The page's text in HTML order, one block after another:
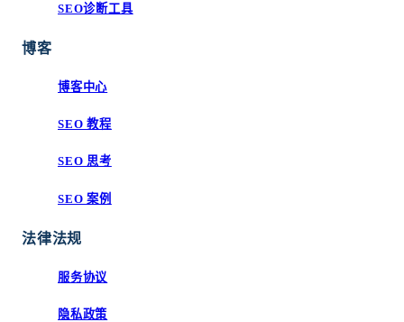
SEO诊断工具
博客
博客中心
SEO 教程
SEO 思考
SEO 案例
法律法规
服务协议
隐私政策